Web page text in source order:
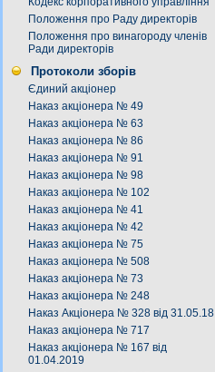
Положення про Раду директорів
Положення про винагороду членів
Ради директорів
Протоколи зборів
Єдиний акціонер
Наказ акціонера № 49
Наказ акціонера № 63
Наказ акціонера № 86
Наказ акціонера № 91
Наказ акціонера № 98
Наказ акціонера № 102
Наказ акціонера № 41
Наказ акціонера № 42
Наказ акціонера № 75
Наказ акціонера № 508
Наказ акціонера № 73
Наказ акціонера № 248
Наказ Акціонера № 328 від 31.05.18
Наказ акціонера № 717
Наказ акціонера № 167 від
01.04.2019